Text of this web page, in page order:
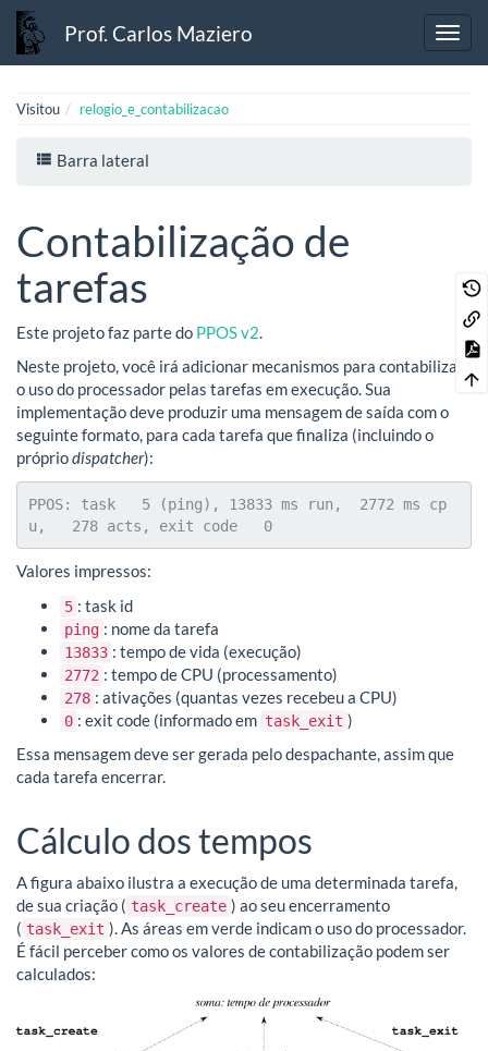
Prof. Carlos Maziero
Visitou relogio_e_contabilizacao
Barra lateral
Contabilização de
tarefas
Este projeto faz parte do PPOS v2.
Neste projeto, você irá adicionar mecanismos para contabilizar
o uso do processador pelas tarefas em execução. Sua
implementação deve produzir uma mensagem de saída com o
seguinte formato, para cada tarefa que finaliza (incluindo o
própriodispatcher):
PPOS: task   5 (ping), 13833 ms run,  2772 ms cp
u,   278 acts, exit code   0
Valores impressos:
5 : task id
ping : nome da tarefa
13833 : tempo de vida (execução)
2772 : tempo de CPU (processamento)
278 : ativações (quantas vezes recebeu a CPU)
0 : exit code (informado em task_exit )
Essa mensagem deve ser gerada pelo despachante, assim que
cada tarefa encerrar.
Cálculo dos tempos
A figura abaixo ilustra a execução de uma determinada tarefa,
de sua criação ( task_create ) ao seu encerramento
( task_exit ). As áreas em verde indicam o uso do processador.
É fácil perceber como os valores de contabilização podem ser
calculados: